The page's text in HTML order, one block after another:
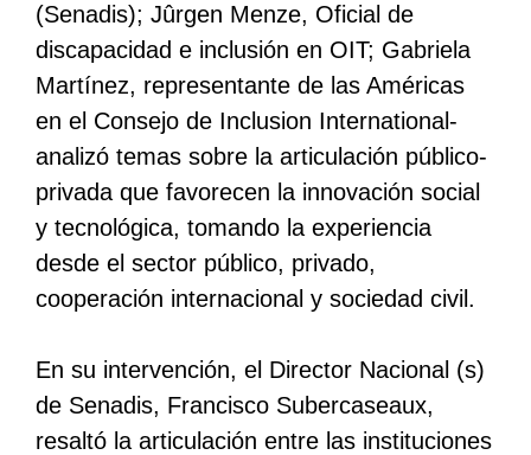
(Senadis); Jûrgen Menze, Oficial de
discapacidad e inclusión en OIT; Gabriela
Martínez, representante de las Américas
en el Consejo de Inclusion International-
analizó temas sobre la articulación público-
privada que favorecen la innovación social
y tecnológica, tomando la experiencia
desde el sector público, privado,
cooperación internacional y sociedad civil.
En su intervención, el Director Nacional (s)
de Senadis, Francisco Subercaseaux,
resaltó la articulación entre las instituciones